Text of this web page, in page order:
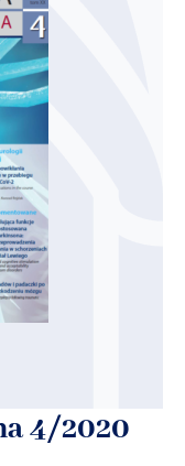
4/2020